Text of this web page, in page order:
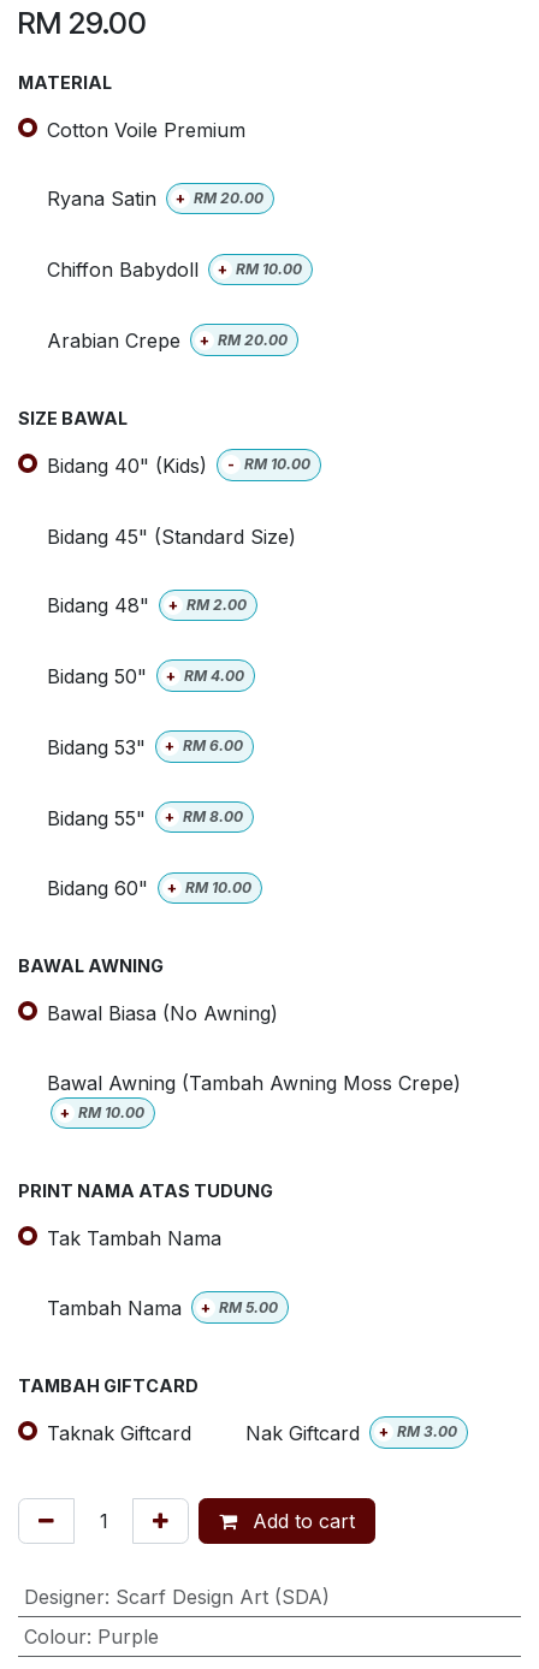
RM 29.00
MATERIAL
Cotton Voile Premium
Ryana Satin + RM20.00
Chiffon Babydoll + RM 10.00
Arabian Crepe + RM20.00
SIZE BAWAL
Bidang 40" (Kids) - RM 10.00
Bidang 45" (Standard Size)
Bidang 48" + RM2.00
Bidang 50" + RM4.00
Bidang 53" + RM6.00
Bidang 55" + RM8.00
Bidang 60" + RM 10.00
BAWAL AWNING
Bawal Biasa (No Awning)
Bawal Awning (Tambah Awning Moss Crepe)
+ RM 10.00
PRINT NAMA ATAS TUDUNG
Tak Tambah Nama
Tambah Nama + RM5.00
TAMBAH GIFTCARD
Taknak Giftcard Nak Giftcard + RM3.00
Add to cart
Designer: Scarf Design Art (SDA)
Colour: Purple